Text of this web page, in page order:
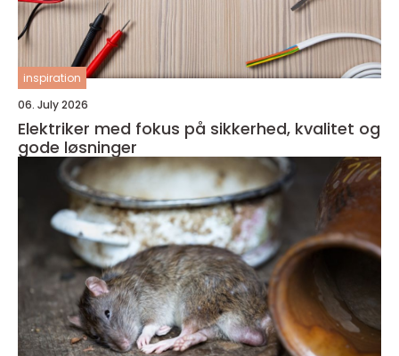
inspiration
06. July 2026
Elektriker med fokus på sikkerhed, kvalitet og
gode løsninger